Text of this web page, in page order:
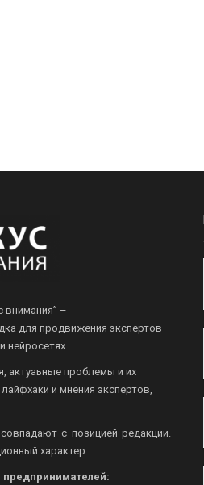
внимания” –
для продвижения экспертов
нейросетях.
актуаьные проблемы и их
и мнения экспертов,
с позицией редакции.
характер.